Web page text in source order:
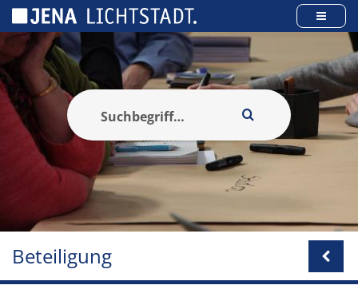
Beteiligung
Cookie-Einstellungen